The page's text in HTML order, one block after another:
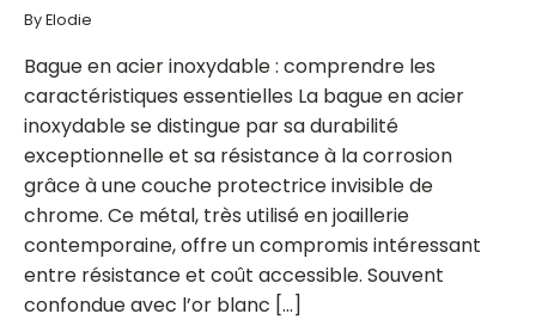
By Elodie
Bague en acier inoxydable : comprendre les
caractéristiques essentielles La bague en acier
inoxydable se distingue par sa durabilité
exceptionnelle et sa résistance à la corrosion
grâce à une couche protectrice invisible de
chrome. Ce métal, très utilisé en joaillerie
contemporaine, offre un compromis intéressant
entre résistance et coût accessible. Souvent
confondue avec l’or blanc […]